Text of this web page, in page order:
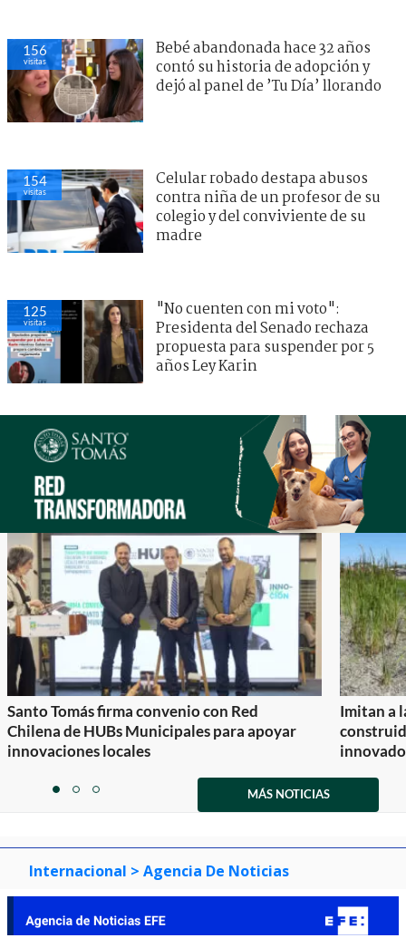
156
visitas
Bebé abandonada hace 32 años
contó su historia de adopción y
dejó al panel de ’Tu Día’ llorando
154
visitas
Celular robado destapa abusos
contra niña de un profesor de su
colegio y del conviviente de su
madre
125
visitas
"No cuenten con mi voto":
Presidenta del Senado rechaza
propuesta para suspender por 5
años Ley Karin
Santo Tomás firma convenio con Red
Chilena de HUBs Municipales para apoyar
innovaciones locales
Imitan a
itemitemitem
MÁS NOTICIAS
Internacional > Agencia De Noticias